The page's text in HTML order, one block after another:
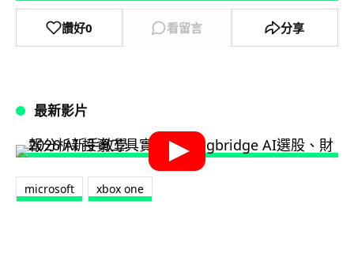
讚好0 看留言 分享
最新影片
microsoft xbox one